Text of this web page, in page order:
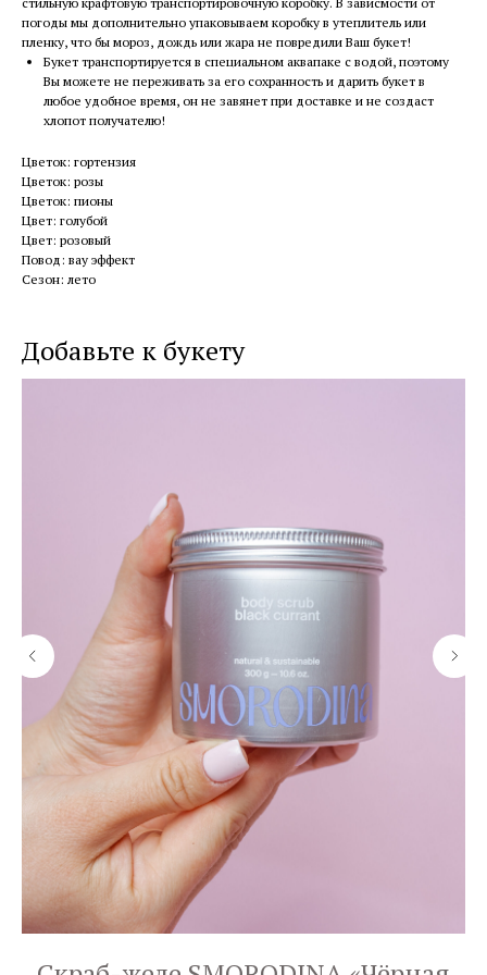
погоды мы дополнительно упаковываем коробку в утеплитель или
пленку, что бы мороз, дождь или жара не повредили Ваш букет!
Букет транспортируется в специальном аквапаке с водой, поэтому
Вы можете не переживать за его сохранность и дарить букет в
любое удобное время, он не завянет при доставке и не создаст
хлопот получателю!
Цветок: гортензия
Цветок: розы
Цветок: пионы
Цвет: голубой
Цвет: розовый
Повод: вау эффект
Сезон: лето
Добавьте к букету